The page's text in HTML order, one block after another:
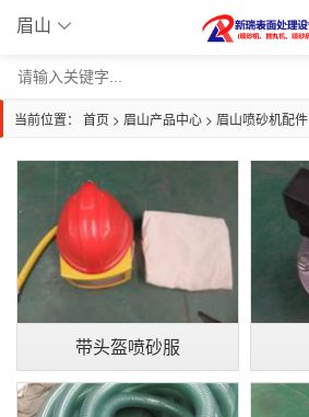
眉山
当前位置： 首页 > 眉山产品中心 > 眉山喷砂机配件
带头盔喷砂服